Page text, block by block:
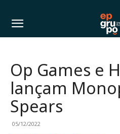
Op Games e
lançam
Spears
05/12/2022